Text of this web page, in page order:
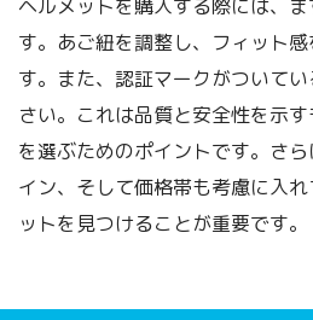
ヘルメットを購入する際には、
す。あご紐を調整し、フィット
す。また、認証マークがついて
さい。これは品質と安全性を示
を選ぶためのポイントです。さ
イン、そして価格帯も考慮に入
ットを見つけることが重要です。